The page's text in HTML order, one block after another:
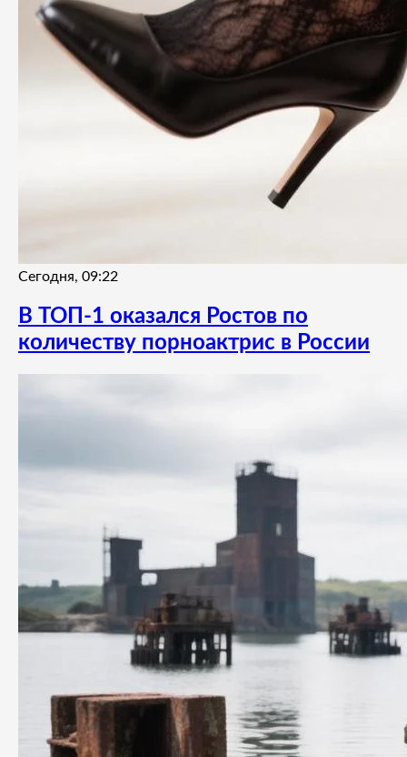
Сегодня, 09:22
В ТОП-1 оказался Ростов по
количеству порноактрис в России